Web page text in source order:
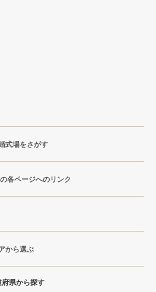
式場をさがす
各ページへのリンク
から選ぶ
県から探す